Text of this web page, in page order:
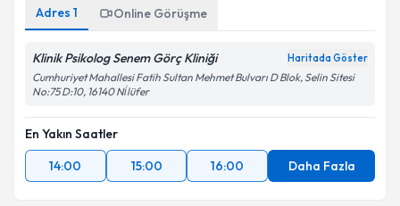
Adres 1 Online Görüşme
Klinik Psikolog Senem Görç Kliniği Haritada Göster
Cumhuriyet Mahallesi Fatih Sultan Mehmet Bulvarı D Blok, Selin Sitesi
No:75 D:10, 16140 Ni̇lüfer
En Yakın Saatler
14:00
15:00 16:00 Daha Fazla